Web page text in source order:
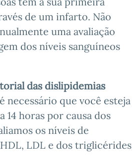
de um infarto. Não
uma avaliação
dos níveis sanguíneos
das dislipidemias
necessário que você esteja
14 horas por causa dos
os níveis de
LDL e dos triglicérides